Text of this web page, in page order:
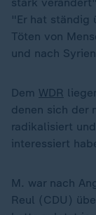
"Er hat ständig
Töten von
und nach
Dem WDR
denen sich der
radikalisiert
interessiert
M. war nach
Reul (CDU)